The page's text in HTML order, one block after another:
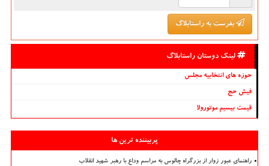
بفرست به راستابلاگ
لینک دوستان راستابلاگ
حوزه های انتخابیه مجلس
فیش حج
قیمت بیسیم موتورولا
پربیننده ترین ها
راهنمای عبور زوار از بزرگراه چالوس به مراسم وداع با رهبر شهید انقلاب